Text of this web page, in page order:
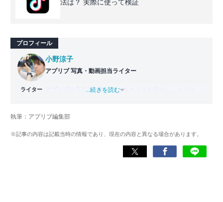
法は？ 実際に使って検証
プロフィール
ライター
小野涼子
アプリブ 写真・動画担当ライター
アプリブに入社後、趣味であるカメラを活かし、カメラや
「誰でも本格的にアプリを使いこなせるようになるコンテ
...続きを読む
執筆：アプリブ編集部
※記事の内容は記載当時の情報であり、現在の内容と異なる場合があります。